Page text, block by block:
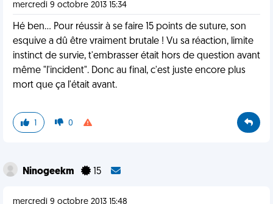
mercredi 9 octobre 2013 15:34
Hé ben... Pour réussir à se faire 15 points de suture, son
esquive a dû être vraiment brutale ! Vu sa réaction, limite
instinct de survie, t'embrasser était hors de question avant
même "l'incident". Donc au final, c'est juste encore plus
mort que ça l'était avant.
1 0
Ninogeekm 15
mercredi 9 octobre 2013 15:48